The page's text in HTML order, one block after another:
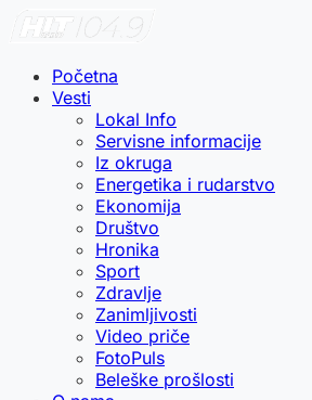
Početna
Vesti
Lokal Info
Servisne informacije
Iz okruga
Energetika i rudarstvo
Ekonomija
Društvo
Hronika
Sport
Zdravlje
Zanimljivosti
Video priče
FotoPuls
Beleške prošlosti